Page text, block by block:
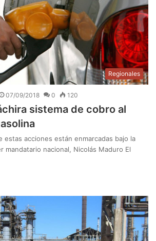
Regionales
07/09/2018 0 120
sistema de cobro al
estas acciones están enmarcadas bajo la
mandatario nacional, Nicolás Maduro El